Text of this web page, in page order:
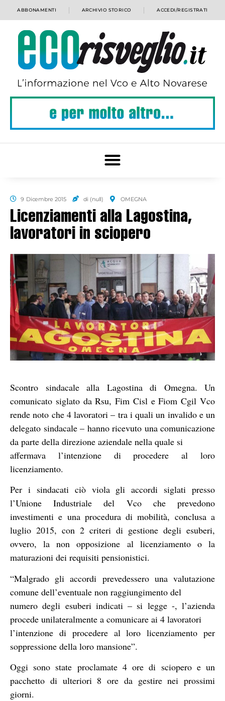
ABBONAMENTI ARCHIVIO STORICO ACCEDI/REGISTRATI
9 Dicembre 2015 di (null) OMEGNA
Licenziamenti alla Lagostina,
lavoratori in sciopero
Scontro sindacale alla Lagostina di Omegna. Un
comunicato siglato da Rsu, Fim Cisl e Fiom Cgil Vco
rende noto che 4 lavoratori – tra i quali un invalido e un
delegato sindacale – hanno ricevuto una comunicazione
da parte della direzione aziendale nella quale si
affermava l’intenzione di procedere al loro
licenziamento.
Per i sindacati ciò viola gli accordi siglati presso
l’Unione Industriale del Vco che prevedono
investimenti e una procedura di mobilità, conclusa a
luglio 2015, con 2 criteri di gestione degli esuberi,
ovvero, la non opposizione al licenziamento o la
maturazioni dei requisiti pensionistici.
“Malgrado gli accordi prevedessero una valutazione
comune dell’eventuale non raggiungimento del
numero degli esuberi indicati – si legge -, l’azienda
procede unilateralmente a comunicare ai 4 lavoratori
l’intenzione di procedere al loro licenziamento per
soppressione della loro mansione”.
Oggi sono state proclamate 4 ore di sciopero e un
pacchetto di ulteriori 8 ore da gestire nei prossimi
giorni.